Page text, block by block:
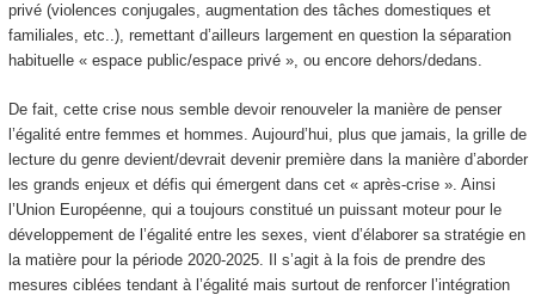
privé (violences conjugales, augmentation des tâches domestiques et
familiales, etc..), remettant d’ailleurs largement en question la séparation
habituelle « espace public/espace privé », ou encore dehors/dedans.
De fait, cette crise nous semble devoir renouveler la manière de penser
l’égalité entre femmes et hommes. Aujourd’hui, plus que jamais, la grille de
lecture du genre devient/devrait devenir première dans la manière d’aborder
les grands enjeux et défis qui émergent dans cet « après-crise ». Ainsi
l’Union Européenne, qui a toujours constitué un puissant moteur pour le
développement de l’égalité entre les sexes, vient d’élaborer sa stratégie en
la matière pour la période 2020-2025. Il s’agit à la fois de prendre des
mesures ciblées tendant à l’égalité mais surtout de renforcer l’intégration